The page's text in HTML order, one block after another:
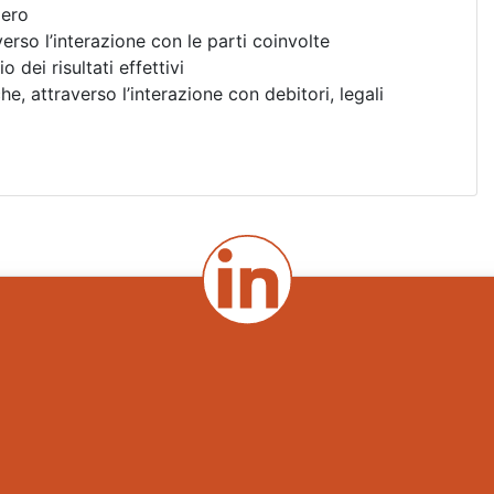
l’interazione con le parti coinvolte
dei risultati effettivi
attraverso l’interazione con debitori, legali